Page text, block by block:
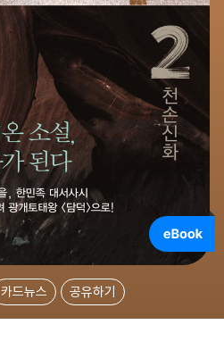
카드뉴스 공유하기